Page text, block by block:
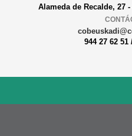
Alameda de Recalde, 27
944 27 62 51